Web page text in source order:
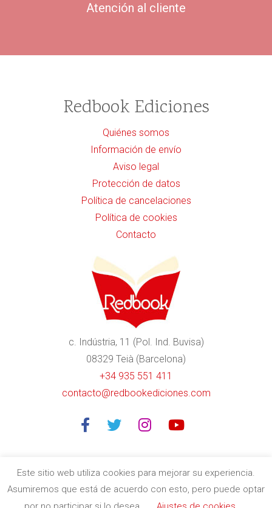
Atención al cliente
Redbook Ediciones
Quiénes somos
Información de envío
Aviso legal
Protección de datos
Política de cancelaciones
Política de cookies
Contacto
c. Indústria, 11 (Pol. Ind. Buvisa)
08329 Teià (Barcelona)
+34 935 551 411
contacto@redbookediciones.com
Editorial especializada en libros divulgativos de calidad en
Este sitio web utiliza cookies para mejorar su experiencia.
Asumiremos que está de acuerdo con esto, pero puede optar